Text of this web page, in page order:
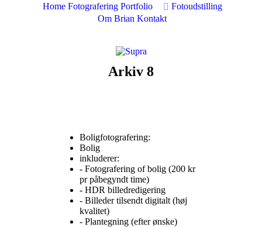
Home Fotografering Portfolio
Fotoudstilling
Om Brian Kontakt
Arkiv 8
Boligfotografering:
Bolig
inkluderer:
- Fotografering of bolig (200 kr
pr påbegyndt time)
- HDR billedredigering
- Billeder tilsendt digitalt (høj
kvalitet)
- Plantegning (efter ønske)